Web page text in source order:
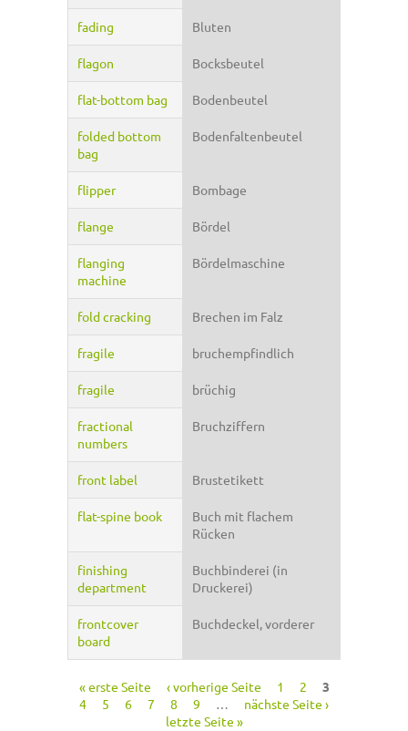
fading Bluten
flagon Bocksbeutel
flat-bottom bag Bodenbeutel
folded bottom
bag
Bodenfaltenbeutel
flipper Bombage
flange Bördel
flanging
machine
Bördelmaschine
fold cracking Brechen im Falz
fragile bruchempfindlich
fragile brüchig
fractional
numbers
Bruchziffern
front label Brustetikett
flat-spine book
Buch mit flachem
Rücken
finishing
department
Buchbinderei (in
Druckerei)
frontcover
board
Buchdeckel, vorderer
Seiten
« erste Seite ‹ vorherige Seite 1 2
3
4
5 6 7 8 9 …
nächste Seite ›
letzte Seite »